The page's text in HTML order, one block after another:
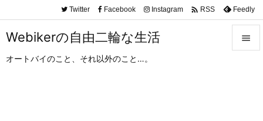
Webikerの自由二輪な生活
オートバイのこと、それ以外のこと…。

Twitter Facebook Instagram  RSS Feedly